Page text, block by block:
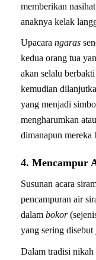
memberikan
anaknya kelak
Upacara ngaras
kedua orang tua
akan selalu
kemudian
yang menjadi
mengharumkan
dimanapun mereka
4. Mencampur
Susunan acara
pencampuran air
dalam bokor
yang sering disebut
Dalam tradisi nikah